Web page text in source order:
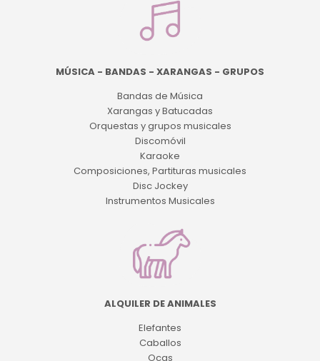
MÚSICA - BANDAS - XARANGAS - GRUPOS
Bandas de Música
Xarangas y Batucadas
Orquestas y grupos musicales
Discomóvil
Karaoke
Composiciones, Partituras musicales
Disc Jockey
Instrumentos Musicales
ALQUILER DE ANIMALES
Elefantes
Caballos
Ocas